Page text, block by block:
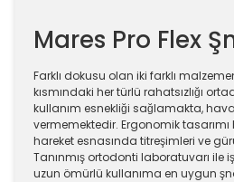
Mares Pro Flex
Farklı dokusu olan iki farklı
kısmındaki her türlü rahatsızlığı
kullanım esnekliği sağlamakta,
vermemektedir. Ergonomik
hareket esnasında titreşimleri ve
Tanınmış ortodonti laboratuvarı ile
uzun ömürlü kullanıma en uygun